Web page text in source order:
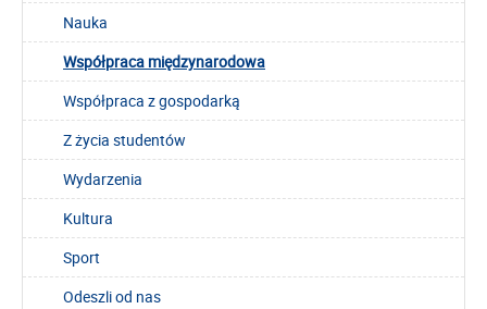
Nauka
Współpraca międzynarodowa
Współpraca z gospodarką
Z życia studentów
Wydarzenia
Kultura
Sport
Odeszli od nas